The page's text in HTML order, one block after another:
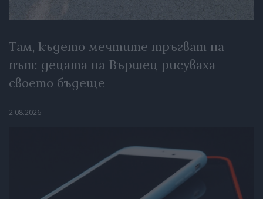
Там, където мечтите тръгват на
път: децата на Вършец рисуваха
своето бъдеще
2.08.2026